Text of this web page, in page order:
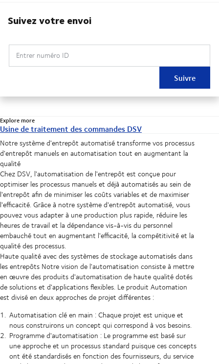
Suivez votre envoi
Entrer numéro ID
Suivre
Explore more
Usine de traitement des commandes DSV
Notre système d'entrepôt automatisé transforme vos processus
d'entrepôt manuels en automatisation tout en augmentant la
qualité
Chez DSV, l'automatisation de l'entrepôt est conçue pour
optimiser les processus manuels et déjà automatisés au sein de
l'entrepôt afin de minimiser les coûts variables et de maximiser
l'efficacité. Grâce à notre système d'entrepôt automatisé, vous
pouvez vous adapter à une production plus rapide, réduire les
heures de travail et la dépendance vis-à-vis du personnel
embauché tout en augmentant l'efficacité, la compétitivité et la
qualité des processus.
Haute qualité avec des systèmes de stockage automatisés dans
les entrepôts Notre vision de l'automatisation consiste à mettre
en œuvre des produits d'automatisation de haute qualité dotés
de solutions et d'applications flexibles. Le produit Automation
est divisé en deux approches de projet différentes :
Automatisation clé en main : Chaque projet est unique et
nous construirons un concept qui correspond à vos besoins.
Programme d'automatisation : Le programme est basé sur
une approche et un processus standard puisque ces concepts
ont été standardisés en fonction des fournisseurs, du service